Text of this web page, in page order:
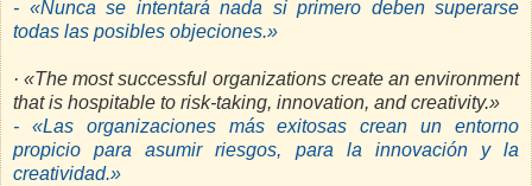
- «Nunca se intentará nada si primero deben superarse
todas las posibles objeciones.»
· «The most successful organizations create an environment
that is hospitable to risk-taking, innovation, and creativity.»
- «Las organizaciones más exitosas crean un entorno
propicio para asumir riesgos, para la innovación y la
creatividad.»